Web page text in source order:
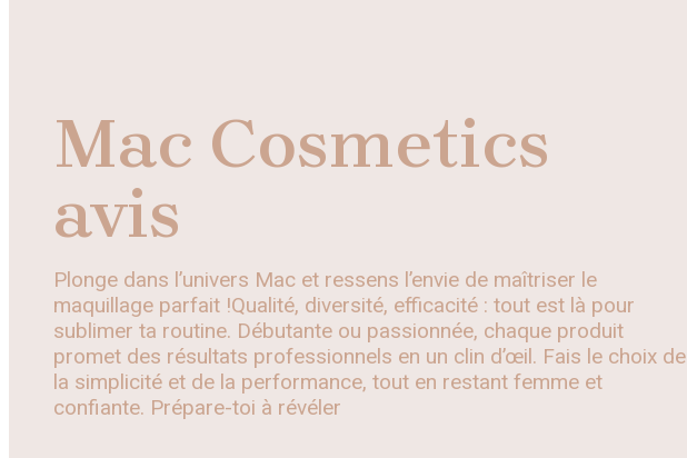
Mac Cosmetics
avis
Plonge dans l’univers Mac et ressens l’envie de maîtriser le
maquillage parfait !Qualité, diversité, efficacité : tout est là pour
sublimer ta routine. Débutante ou passionnée, chaque produit
promet des résultats professionnels en un clin d’œil. Fais le choix de
la simplicité et de la performance, tout en restant femme et
confiante. Prépare-toi à révéler